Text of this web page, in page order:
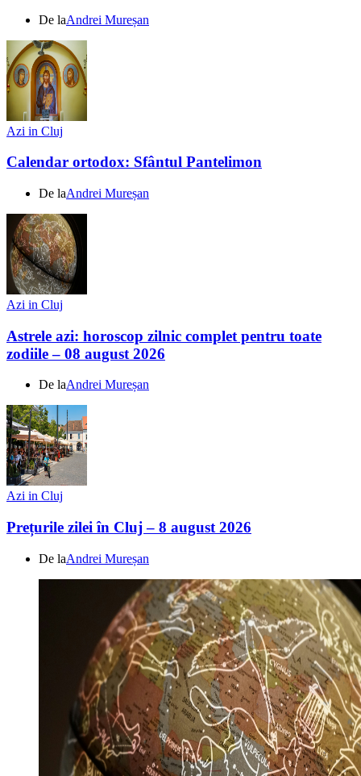
De laAndrei Mureșan
Azi in Cluj
Calendar ortodox: Sfântul Pantelimon
De laAndrei Mureșan
Azi in Cluj
Astrele azi: horoscop zilnic complet pentru toate
zodiile – 08 august 2026
De laAndrei Mureșan
Azi in Cluj
Prețurile zilei în Cluj – 8 august 2026
De laAndrei Mureșan